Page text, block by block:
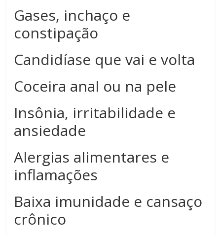
Gases, inchaço e
constipação
Candidíase que vai e volta
Coceira anal ou na pele
Insônia, irritabilidade e
ansiedade
Alergias alimentares e
inflamações
Baixa imunidade e cansaço
crônico